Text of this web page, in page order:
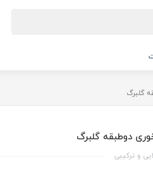
گلبرگ
دوطبقه گلبرگ
و ترکیبی